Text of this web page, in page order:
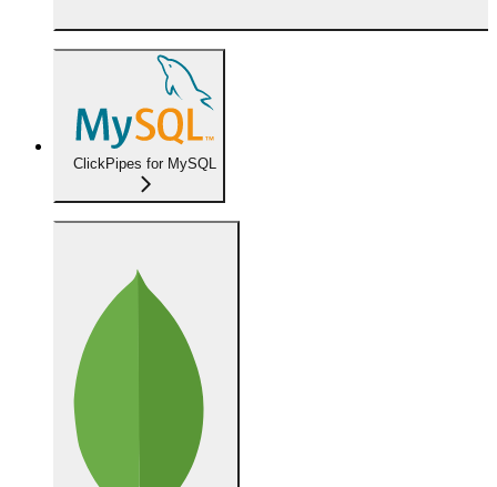
ClickPipes for MySQL